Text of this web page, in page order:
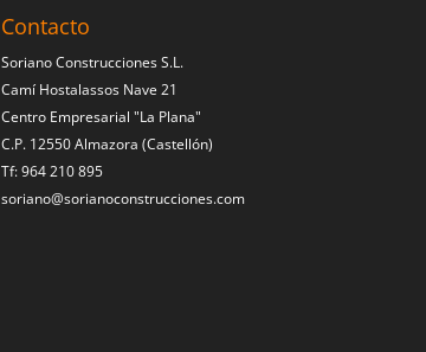
Contacto
Soriano Construcciones S.L.
Camí Hostalassos Nave 21
Centro Empresarial "La Plana"
C.P. 12550 Almazora (Castellón)
Tf: 964 210 895
soriano@sorianoconstrucciones.com